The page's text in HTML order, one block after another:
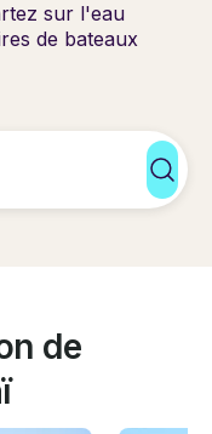
sur l'eau
de bateaux
de